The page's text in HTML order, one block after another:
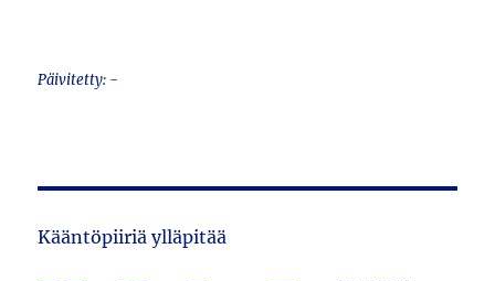
Päivitetty: -
Kääntöpiiriä ylläpitää